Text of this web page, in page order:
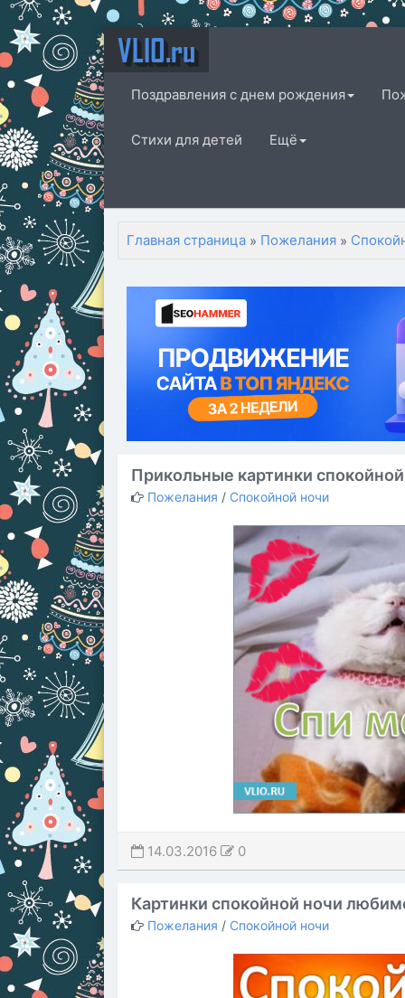
VLIO.ru
Поздравления с днем рождения
Стихи для детей Ещё
Главная страница » Пожелания »
Прикольные картинки
Пожелания / Спокойной ночи
14.03.2016 0
Картинки спокойной ночи
Пожелания / Спокойной ночи